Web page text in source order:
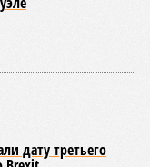
Или попросту
то, что
Страну
засуха, страшный